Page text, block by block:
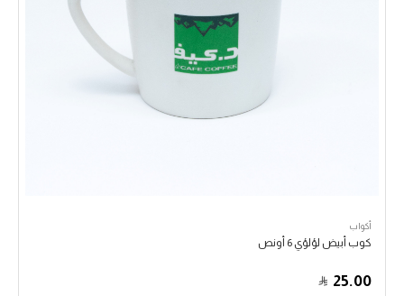
أكواب
كوب أبيض لؤلؤي 6 أونص
25.00